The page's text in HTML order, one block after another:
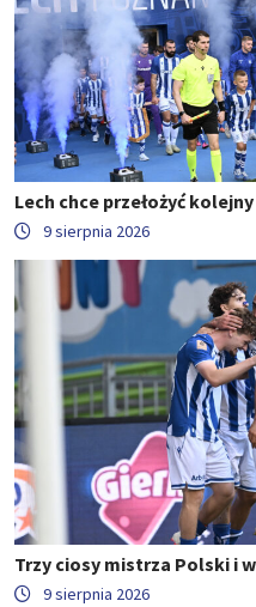
Lech chce przełożyć
9 sierpnia 2026
Trzy ciosy mistrza Polski i
9 sierpnia 2026